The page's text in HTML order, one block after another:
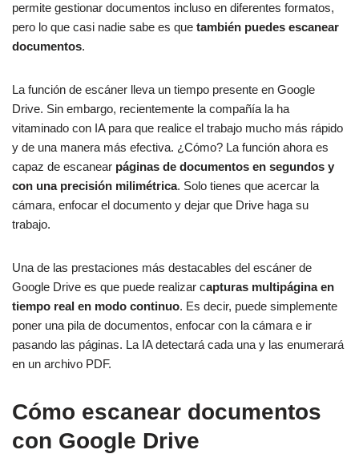
permite gestionar documentos incluso en diferentes formatos,
pero lo que casi nadie sabe es que también puedes escanear
documentos.
La función de escáner lleva un tiempo presente en Google
Drive. Sin embargo, recientemente la compañía la ha
vitaminado con IA para que realice el trabajo mucho más rápido
y de una manera más efectiva. ¿Cómo? La función ahora es
capaz de escanear páginas de documentos en segundos y
con una precisión milimétrica. Solo tienes que acercar la
cámara, enfocar el documento y dejar que Drive haga su
trabajo.
Una de las prestaciones más destacables del escáner de
Google Drive es que puede realizar capturas multipágina en
tiempo real en modo continuo. Es decir, puede simplemente
poner una pila de documentos, enfocar con la cámara e ir
pasando las páginas. La IA detectará cada una y las enumerará
en un archivo PDF.
Cómo escanear documentos
con Google Drive